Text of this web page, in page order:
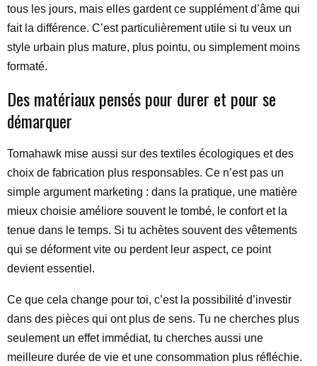
tous les jours, mais elles gardent ce supplément d’âme qui
fait la différence. C’est particulièrement utile si tu veux un
style urbain plus mature, plus pointu, ou simplement moins
formaté.
Des matériaux pensés pour durer et pour se
démarquer
Tomahawk mise aussi sur des textiles écologiques et des
choix de fabrication plus responsables. Ce n’est pas un
simple argument marketing : dans la pratique, une matière
mieux choisie améliore souvent le tombé, le confort et la
tenue dans le temps. Si tu achètes souvent des vêtements
qui se déforment vite ou perdent leur aspect, ce point
devient essentiel.
Ce que cela change pour toi, c’est la possibilité d’investir
dans des pièces qui ont plus de sens. Tu ne cherches plus
seulement un effet immédiat, tu cherches aussi une
meilleure durée de vie et une consommation plus réfléchie.